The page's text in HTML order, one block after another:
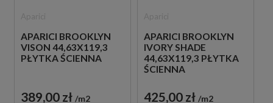
APARICI BROOKLYN
VISON 44,63X119,3
PŁYTKA ŚCIENNA
389,00 zł m2
APARICI BROOKLYN
IVORY SHADE
44,63X119,3 PŁYTKA
ŚCIENNA
425,00 zł m2